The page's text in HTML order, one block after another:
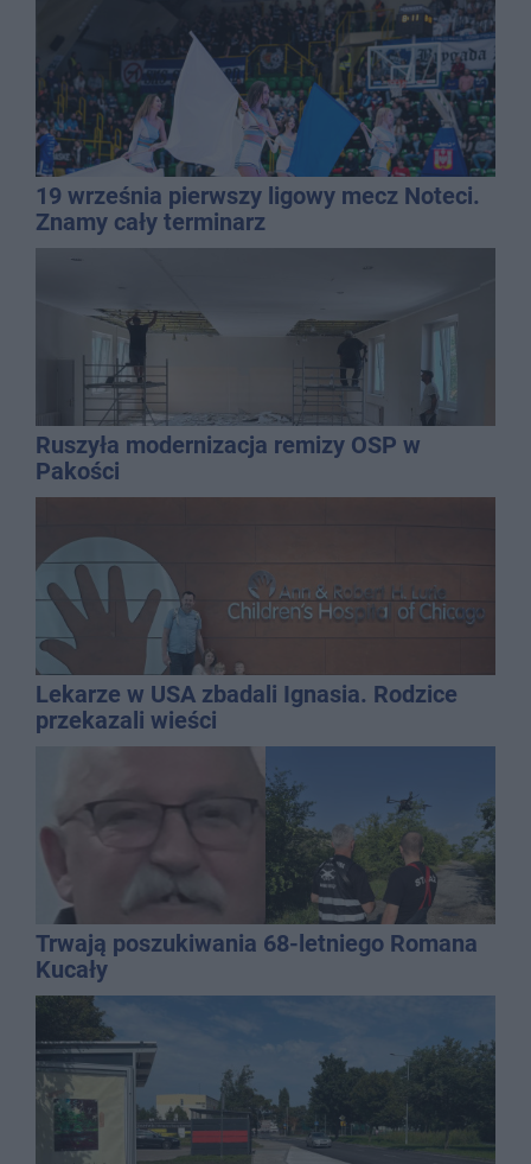
19 września pierwszy ligowy mecz Noteci.
Znamy cały terminarz
Ruszyła modernizacja remizy OSP w
Pakości
Lekarze w USA zbadali Ignasia. Rodzice
przekazali wieści
Trwają poszukiwania 68-letniego Romana
Kucały